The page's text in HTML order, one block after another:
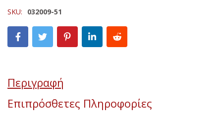
SKU: 032009-51
Περιγραφή
Επιπρόσθετες Πληροφορίες